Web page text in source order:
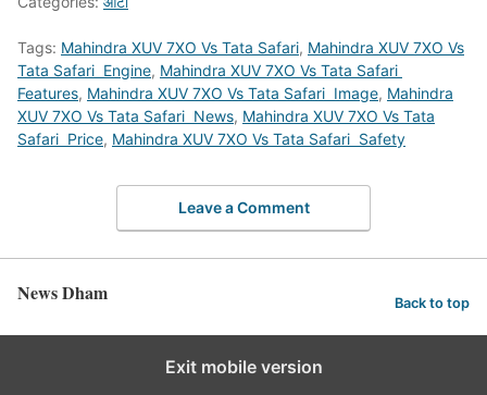
Tags: Mahindra XUV 7XO Vs Tata Safari, Mahindra XUV 7XO Vs
Tata Safari Engine, Mahindra XUV 7XO Vs Tata Safari
Features, Mahindra XUV 7XO Vs Tata Safari Image, Mahindra
XUV 7XO Vs Tata Safari News, Mahindra XUV 7XO Vs Tata
Safari Price, Mahindra XUV 7XO Vs Tata Safari Safety
Leave a Comment
News Dham Back to top
Exit mobile version